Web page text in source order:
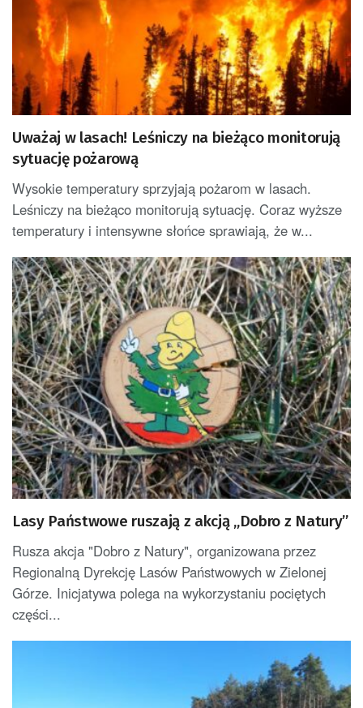
Uważaj w lasach! Leśniczy na bieżąco monitorują
sytuację pożarową
Wysokie temperatury sprzyjają pożarom w lasach.
Leśniczy na bieżąco monitorują sytuację. Coraz wyższe
temperatury i intensywne słońce sprawiają, że w...
Lasy Państwowe ruszają z akcją „Dobro z Natury”
Rusza akcja "Dobro z Natury", organizowana przez
Regionalną Dyrekcję Lasów Państwowych w Zielonej
Górze. Inicjatywa polega na wykorzystaniu pociętych
części...